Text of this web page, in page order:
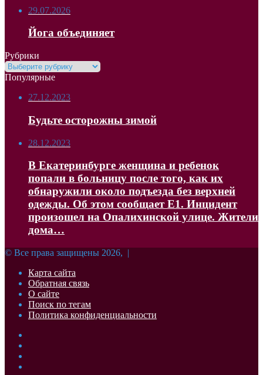
29.07.2026
Йога объединяет
Рубрики
Рубрики
Популярные
27.12.2023
Будьте осторожны зимой
28.12.2023
В Екатеринбурге женщина и ребенок
попали в больницу после того, как их
обнаружили около подъезда без верхней
одежды. Об этом сообщает Е1. Инцидент
произошел на Опалихинской улице. Жители
дома…
© Все права защищены 2026, |
Карта сайта
Обратная связь
О сайте
Поиск по тегам
Политика конфиденциальности